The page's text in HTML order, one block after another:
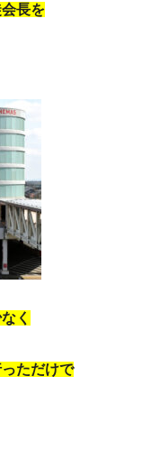
長を
く
ただけで